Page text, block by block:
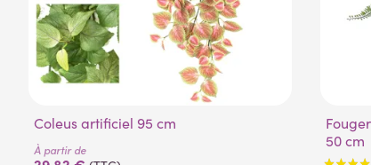
Coleus artificiel 95 cm
À partir de
Fougere artificielle boston plast diam
50 cm